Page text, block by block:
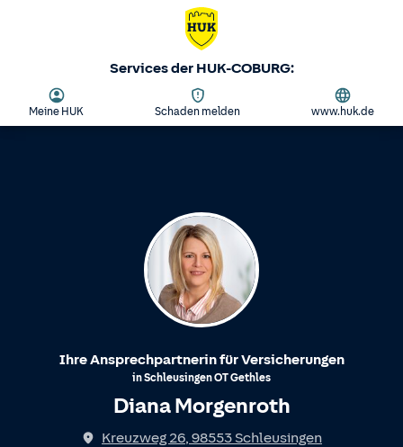
Services der HUK-COBURG:
Meine HUK Schaden melden www.huk.de
Ihre Ansprechpartnerin für Versicherungen
inSchleusingenOTGethles
Diana Morgenroth
Kreuzweg 26, 98553 Schleusingen